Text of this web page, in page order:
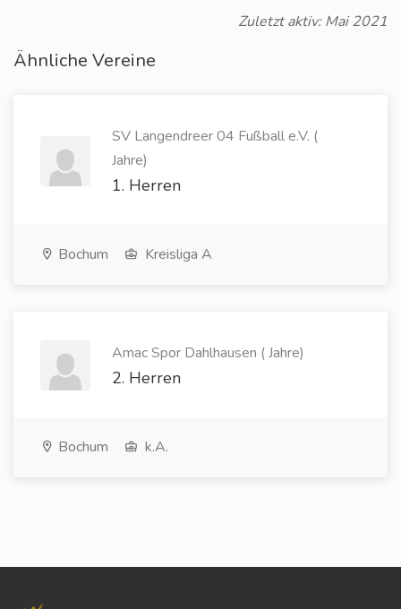
Zuletzt aktiv: Mai 2021
Ähnliche Vereine
SV Langendreer 04 Fußball e.V. (
Jahre)
1. Herren
Bochum Kreisliga A
Amac Spor Dahlhausen ( Jahre)
2. Herren
Bochum k.A.